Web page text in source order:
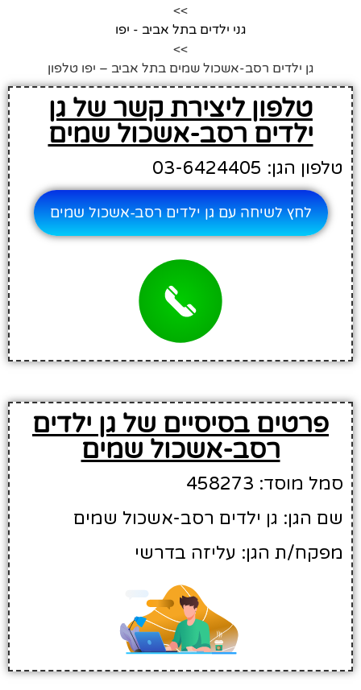
>>
גני ילדים בתל אביב - יפו
>>
גן ילדים רסב-אשכול שמים בתל אביב – יפו טלפון
טלפון ליצירת קשר של גן
ילדים רסב-אשכול שמים
טלפון הגן: 03-6424405
לחץ לשיחה עם גן ילדים רסב-אשכול שמים
פרטים בסיסיים של גן ילדים
רסב-אשכול שמים
סמל מוסד: 458273
שם הגן: גן ילדים רסב-אשכול שמים
מפקח/ת הגן: עליזה בדרשי